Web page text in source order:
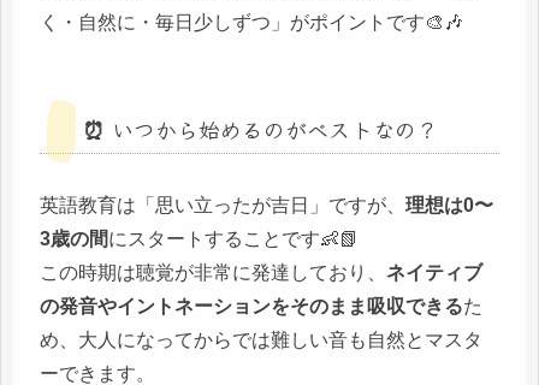
く・自然に・毎日少しずつ」がポイントです🎨🎶
⏰ いつから始めるのがベストなの？
英語教育は「思い立ったが吉日」ですが、 理想は0〜
3歳の間にスタートすることです👶📗
この時期は聴覚が非常に発達しており、 ネイティブ
の発音やイントネーションをそのまま吸収できるた
め、大人になってからでは難しい音も自然とマスタ
ーできます。